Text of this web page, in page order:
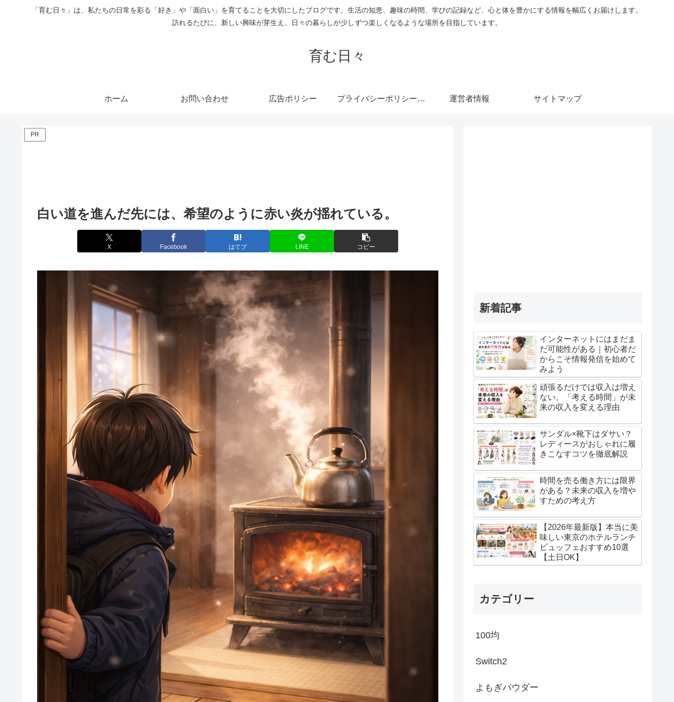
「育む日々」は、私たちの日常を彩る「好き」や「面白い」を育てることを大切にしたブログです。生活の知恵、趣味の時間、学びの記録など、心と体を豊かにする情報を幅広くお届けします。
訪れるたびに、新しい興味が芽生え、日々の暮らしが少しずつ楽しくなるような場所を目指しています。
育む日々
ホーム お問い合わせ 広告ポリシー プライバシーポリシー・免責事項 運営者情報 サイトマップ
PR
白い道を進んだ先には、希望のように赤い炎が揺れている。
X Facebook はてブ LINE コピー
新着記事
インターネットにはまだま
だ可能性がある｜初心者だ
からこそ情報発信を始めて
みよう
頑張るだけでは収入は増え
ない。「考える時間」が未
来の収入を変える理由
サンダル×靴下はダサい？
レディースがおしゃれに履
きこなすコツを徹底解説
時間を売る働き方には限界
がある？未来の収入を増や
すための考え方
【2026年最新版】本当に美
味しい東京のホテルランチ
ビュッフェおすすめ10選
【土日OK】
カテゴリー
100均
Switch2
よもぎパウダー